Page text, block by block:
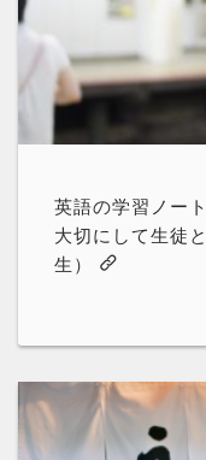
英語の学習ノー
大切にして生徒
生）